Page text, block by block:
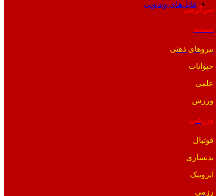
فایل‌های ویدیویی
سرگرمی
مستند
نیروهای ذهنی
حیوانات
علمی
ورزش
ورزشی
فوتبال
بدنسازی
ایروبیک
رزمی